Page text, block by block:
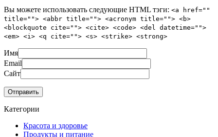
Вы можете использовать следующие HTML тэги: <a href=""
title=""> <abbr title=""> <acronym title=""> <b>
<blockquote cite=""> <cite> <code> <del datetime="">
<em> <i> <q cite=""> <s> <strike> <strong>
Имя
Email
Сайт
Категории
Красота и здоровье
Продукты и питание